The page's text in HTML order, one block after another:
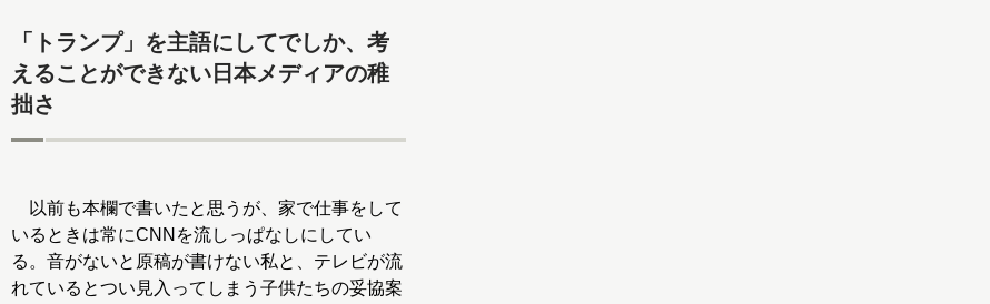
「トランプ」を主語にしてでしか、考
えることができない日本メディアの稚
拙さ
以前も本欄で書いたと思うが、家で仕事をして
いるときは常にCNNを流しっぱなしにしてい
る。音がないと原稿が書けない私と、テレビが流
れているとつい見入ってしまう子供たちの妥協案